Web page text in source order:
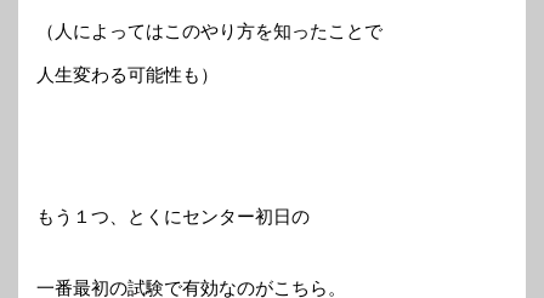
（人によってはこのやり方を知ったことで
人生変わる可能性も）
もう１つ、とくにセンター初日の
一番最初の試験で有効なのがこちら。